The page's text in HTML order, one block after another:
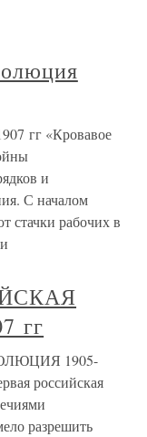
гг «Кровавое
и
С началом
стачки рабочих в
гг
1905-
российская
разрешить